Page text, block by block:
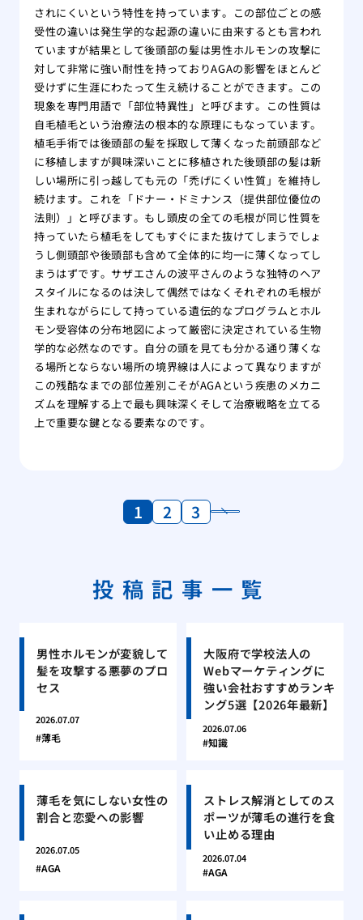
されにくいという特性を持っています。この部位ごとの感
受性の違いは発生学的な起源の違いに由来するとも言われ
ていますが結果として後頭部の髪は男性ホルモンの攻撃に
対して非常に強い耐性を持っておりAGAの影響をほとんど
受けずに生涯にわたって生え続けることができます。この
現象を専門用語で「部位特異性」と呼びます。この性質は
自毛植毛という治療法の根本的な原理にもなっています。
植毛手術では後頭部の髪を採取して薄くなった前頭部など
に移植しますが興味深いことに移植された後頭部の髪は新
しい場所に引っ越しても元の「禿げにくい性質」を維持し
続けます。これを「ドナー・ドミナンス（提供部位優位の
法則）」と呼びます。もし頭皮の全ての毛根が同じ性質を
持っていたら植毛をしてもすぐにまた抜けてしまうでしょ
うし側頭部や後頭部も含めて全体的に均一に薄くなってし
まうはずです。サザエさんの波平さんのような独特のヘア
スタイルになるのは決して偶然ではなくそれぞれの毛根が
生まれながらにして持っている遺伝的なプログラムとホル
モン受容体の分布地図によって厳密に決定されている生物
学的な必然なのです。自分の頭を見ても分かる通り薄くな
る場所とならない場所の境界線は人によって異なりますが
この残酷なまでの部位差別こそがAGAという疾患のメカニ
ズムを理解する上で最も興味深くそして治療戦略を立てる
上で重要な鍵となる要素なのです。
1 2 3
投稿記事一覧
男性ホルモンが変貌して
髪を攻撃する悪夢のプロ
セス
2026.07.07
薄毛
大阪府で学校法人の
Webマーケティングに
強い会社おすすめランキ
ング5選【2026年最新】
2026.07.06
知識
薄毛を気にしない女性の
割合と恋愛への影響
2026.07.05
AGA
ストレス解消としてのス
ポーツが薄毛の進行を食
い止める理由
2026.07.04
AGA